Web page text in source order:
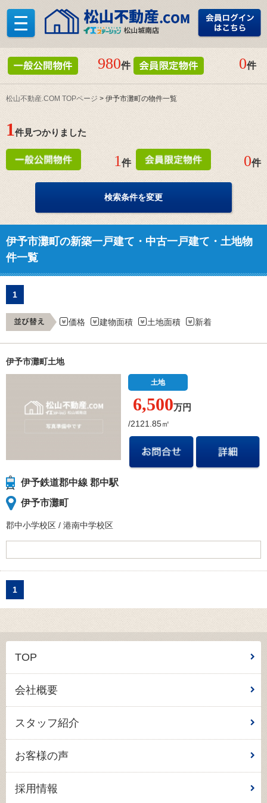
980件 0件
松山不動産.COM TOPページ > 伊予市灘町の物件一覧
1件見つかりました
1件 0件
検索条件を変更
伊予市灘町の新築一戸建て・中古一戸建て・土地物
件一覧
1
価格 建物面積 土地面積 新着
伊予市灘町土地
土地
6,500万円
/2121.85㎡
伊予鉄道郡中線 郡中駅
伊予市灘町
郡中小学校区 / 港南中学校区
1
TOP
会社概要
スタッフ紹介
お客様の声
採用情報